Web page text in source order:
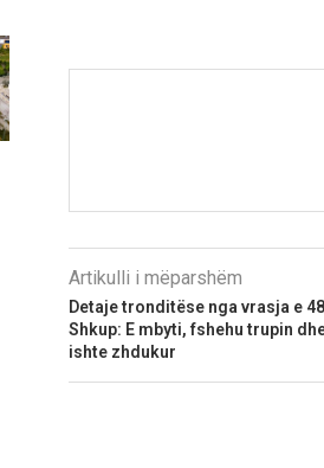
Artikulli i mëparshëm
Detaje tronditëse nga vrasja e
Shkup: E mbyti, fshehu trupin
ishte zhdukur